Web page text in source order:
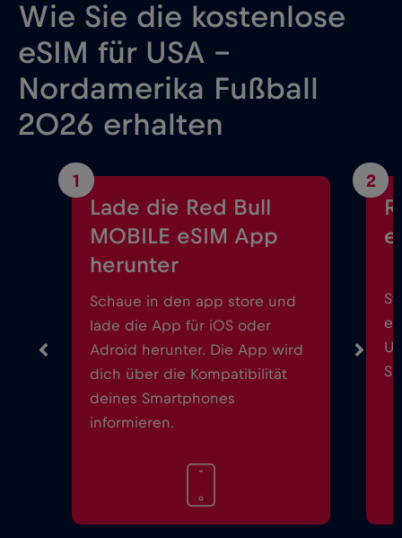
Wie Sie die kostenlose
eSIM für USA -
Nordamerika Fußball
2026 erhalten
1
Lade die Red Bull
MOBILE eSIM App
herunter
Schaue in den app store und
lade die App für iOS oder
Adroid herunter. Die App wird
dich über die Kompatibilität
deines Smartphones
informieren.
2